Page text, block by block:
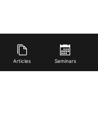
Articles Seminars